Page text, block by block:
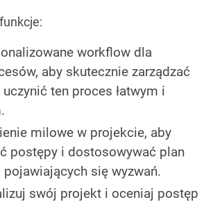
workflow dla
aby skutecznie zarządzać
ten proces łatwym i
milowe w projekcie, aby
postępy i dostosowywać plan
pojawiających się wyzwań.
swój projekt i oceniaj postęp